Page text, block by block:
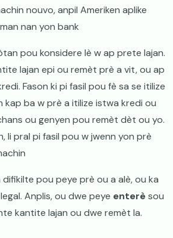
nouvo, anpil Ameriken aplike
nan yon bank
pou konsidere lè w ap prete lajan.
lajan epi ou remèt prè a vit, ou ap
Fason ki pi fasil pou fè sa se itilize
kap ba w prè a itilize istwa kredi ou
ou genyen pou remèt dèt ou yo.
li pral pi fasil pou w jwenn yon prè
difikilte pou peye prè ou a alè, ou ka
Anplis, ou dwe peye enterèsou
kantite lajan ou dwe remèt la.